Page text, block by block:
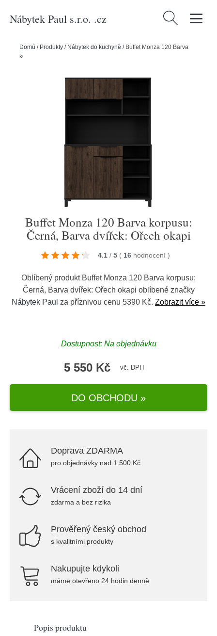
Nábytek Paul s.r.o. .cz Vyhledávání
Domů / Produkty / Nábytek do kuchyně / Buffet Monza 120 Barva
korpusu: Černá, Barva dvířek: Ořech okapi
Buffet Monza 120 Barva korpusu:
Černá, Barva dvířek: Ořech okapi
4.1 / 5 ( 16 hodnocení )
Oblíbený produkt Buffet Monza 120 Barva korpusu:
Černá, Barva dvířek: Ořech okapi oblíbené značky
Nábytek Paul za příznivou cenu 5390 Kč. Zobrazit více »
Dostupnost: Na objednávku
5 550 Kč vč. DPH
DO OBCHODU »
Doprava ZDARMA
pro objednávky nad 1.500 Kč
Vrácení zboží do 14 dní
zdarma a bez rizika
Prověřený český obchod
s kvalitními produkty
Nakupujte kdykoli
máme otevřeno 24 hodin denně
Popis produktu